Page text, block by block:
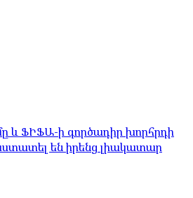
և ՖԻՖԱ-ի գործադիր խորհրդի
են իրենց լիակատար